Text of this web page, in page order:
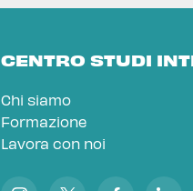
CENTRO STUDI
Chi siamo
Formazione
Lavora con noi